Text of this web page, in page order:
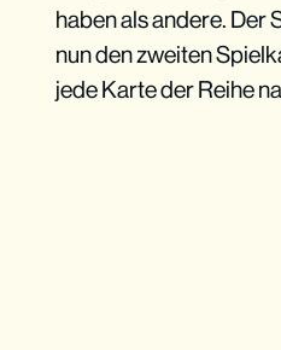
haben als andere. Der
nun den zweiten
jede Karte der Reihe